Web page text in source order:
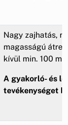
Nagy zajhatás,
magasságú
kívül min. 100 m).
A gyakorló- és
tevékenységet